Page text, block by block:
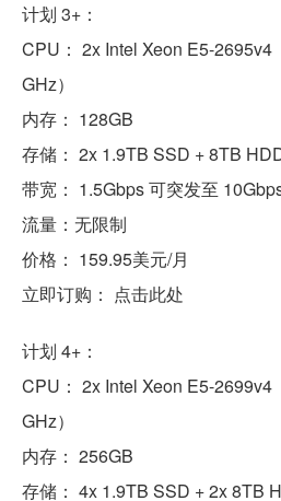
计划 3+：
CPU： 2x Intel Xeon E5-2695v4
GHz）
内存： 128GB
存储： 2x 1.9TB SSD + 8TB
带宽： 1.5Gbps 可突发至
流量：无限制
价格： 159.95美元/月
立即订购： 点击此处
计划 4+：
CPU： 2x Intel Xeon E5-2699v4
GHz）
内存： 256GB
存储： 4x 1.9TB SSD + 2x 8TB